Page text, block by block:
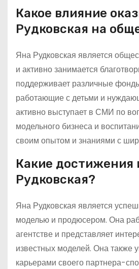
Какое влияние
Рудковская на
Яна Рудковская является
и активно занимается
поддерживает различные
работающие с детьми и
активно выступает в СМИ по
модельного бизнеса и
своим опытом и знаниями с
Какие достижения
Рудковская?
Яна Рудковская является
моделью и продюсером. Она
агентстве и представляет
известных моделей. Она также
карьерами своего партнера-